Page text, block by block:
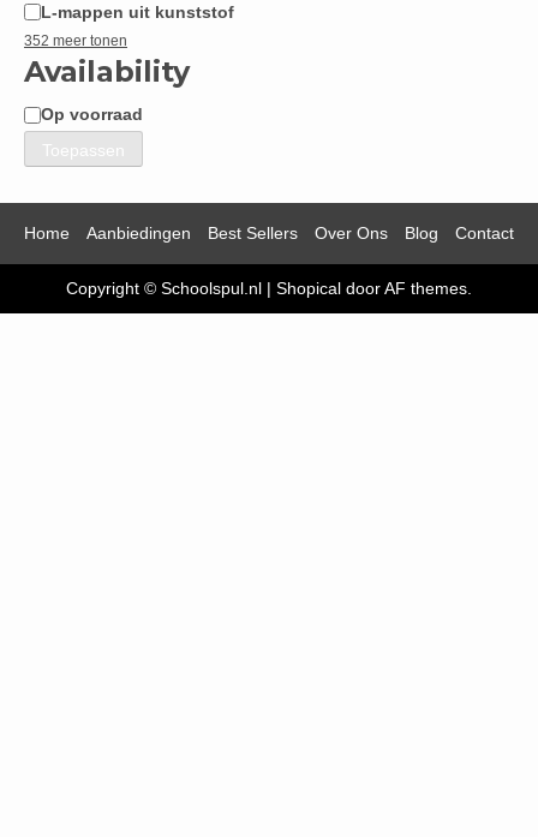
L-mappen uit kunststof
352 meer tonen
Availability
Beschikbaarheid
Op voorraad
Toepassen
Home Aanbiedingen Best Sellers Over Ons Blog Contact
Copyright © Schoolspul.nl | Shopical door AF themes.